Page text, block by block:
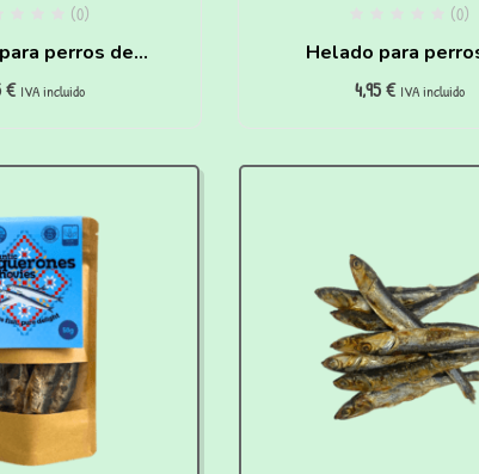
(0)
perros de
para hacer en
€ IVA incluido
(0)
Helado para
Carrot Cake y
casa
4,95€ IVA incluido